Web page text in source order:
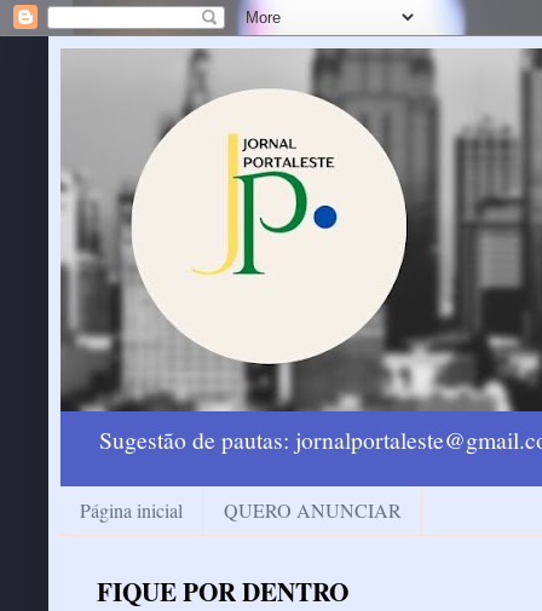
Sugestão de pautas:
Página inicial QUERO ANUNCIAR
FIQUE POR DENTRO